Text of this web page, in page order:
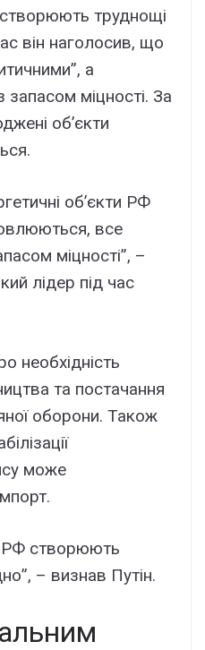
створюють труднощі
він наголосив, що
а
запасом міцності. За
об’єкти
об’єкти РФ
все
міцності”, –
лідер під час
необхідність
та постачання
оборони. Також
може
РФ створюють
– визнав Путін.